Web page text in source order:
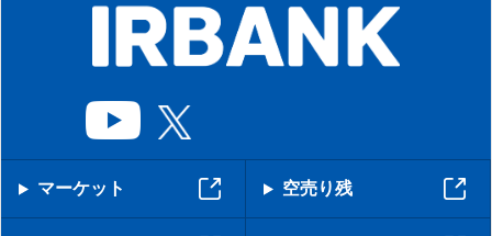
マーケット 空売り残